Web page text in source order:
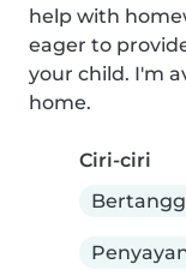
help with
eager to
your child. I'm
home.
Ciri-ciri